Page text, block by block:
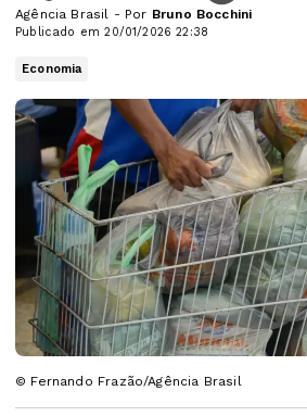
Agência Brasil - Por Bruno Bocchini
Publicado em 20/01/2026 22:38
Economia
© Fernando Frazão/Agência Brasil